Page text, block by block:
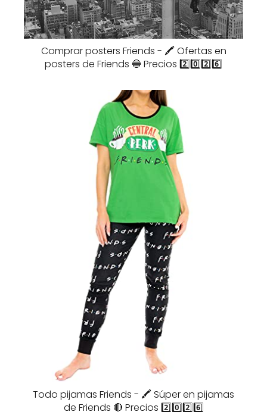
Comprar posters Friends - 🖍️ Ofertas en
posters de Friends 🔵 Precios 2️⃣0️⃣2️⃣6️⃣
Todo pijamas Friends - 🖍️ Súper en pijamas
de Friends 🔴 Precios 2️⃣0️⃣2️⃣6️⃣